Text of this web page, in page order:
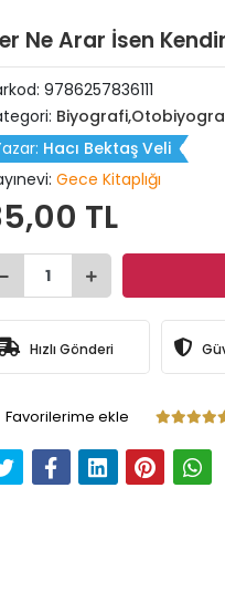
Ne Arar İsen
9786257836111
Hacı Bektaş Veli
Gece Kitaplığı
TL
Hızlı Gönderi
Favorilerime ekle